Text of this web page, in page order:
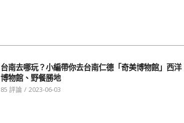
台南去哪玩？小編帶你去台南仁德「奇美博物館」西洋
博物館、野餐勝地
85 評論 / 2023-06-03